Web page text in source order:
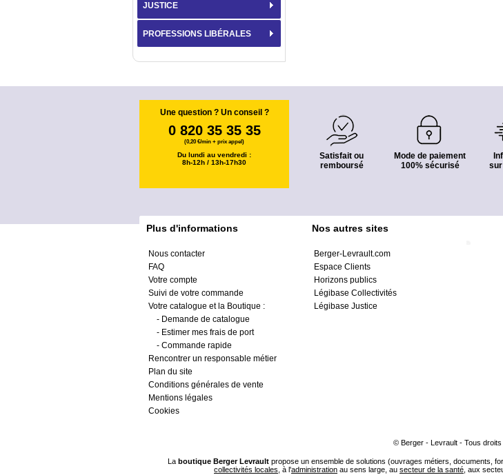
JUSTICE
PROFESSIONS LIBÉRALES
Une question ? Un conseil ?
0 820 35 35 35
(0,20 €/min + prix appel)
Du lundi au vendredi :
8h-12h / 13h-17h30
Satisfait ou
remboursé
Mode de paiement
100% sécurisé
Plus d'informations
Nous contacter
FAQ
Votre compte
Suivi de votre commande
Votre catalogue et la Boutique :
- Demande de catalogue
- Estimer mes frais de port
- Commande rapide
Rencontrer un responsable métier
Plan du site
Conditions générales de vente
Mentions légales
Cookies
Nos autres sites
Berger-Levrault.com
Espace Clients
Horizons publics
Légibase Collectivités
Légibase Justice
© Berger - Levrault - Tous
La boutique Berger Levraultpropose un ensemble de solutions (ouvrages métiers, documents,
collectivités locales , à l'administration au sens large, au secteur de la santé , aux